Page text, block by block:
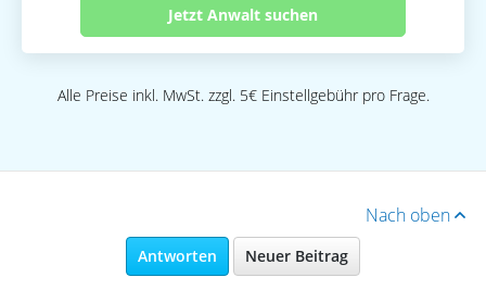
Jetzt Anwalt suchen
Alle Preise inkl. MwSt. zzgl. 5€ Einstellgebühr pro Frage.
Nach oben
Antworten Neuer Beitrag